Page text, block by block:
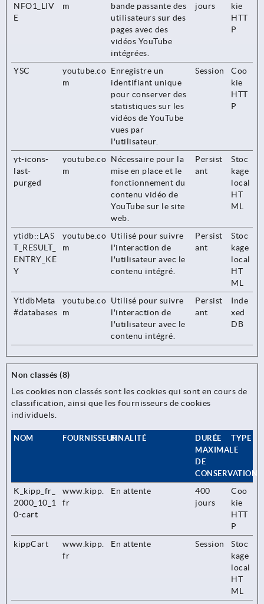
NFO1_LIV
E
m
bande passante des
utilisateurs sur des
pages avec des
vidéos YouTube
intégrées.
jours
kie
HTT
P
YSC
youtube.co
m
Enregistre un
identifiant unique
pour conserver des
statistiques sur les
vidéos de YouTube
vues par
l'utilisateur.
Session
Coo
kie
HTT
P
yt-icons-
last-
purged
youtube.co
m
Nécessaire pour la
mise en place et le
fonctionnement du
contenu vidéo de
YouTube sur le site
web.
Persist
ant
Stoc
kage
local
HT
ML
ytidb::LAS
T_RESULT_
ENTRY_KE
Y
youtube.co
m
Utilisé pour suivre
l'interaction de
l'utilisateur avec le
contenu intégré.
Persist
ant
Stoc
kage
local
HT
ML
YtIdbMeta
#databases
youtube.co
m
Utilisé pour suivre
l'interaction de
l'utilisateur avec le
contenu intégré.
Persist
ant
Inde
xed
DB
Non classés (8)
Les cookies non classés sont les cookies qui sont en cours de
classification, ainsi que les fournisseurs de cookies
individuels.
NOM FOURNISSEURFINALITÉ
DURÉE
MAXIMALE
DE
CONSERVATION
TYPE
K_kipp_fr_
2000_10_1
0-cart
www.kipp.
fr
En attente
400
jours
Coo
kie
HTT
P
kippCart
www.kipp.
fr
En attente Session
Stoc
kage
local
HT
ML